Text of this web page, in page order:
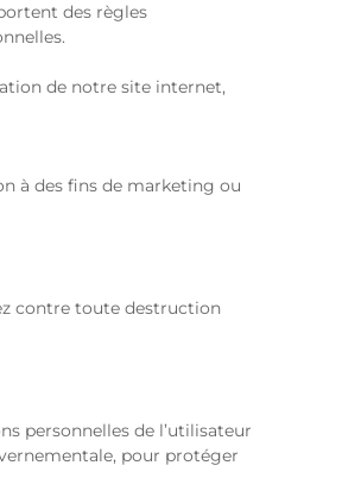
des règles
de notre site internet,
à des fins de marketing ou
contre toute destruction
personnelles de l’utilisateur
pour protéger